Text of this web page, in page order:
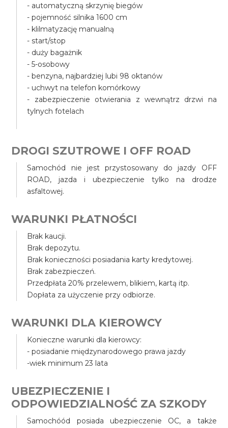
- automatyczną skrzynię biegów
- pojemność silnika 1600 cm
- klilmatyzację manualną
- start/stop
- duży bagażnik
- 5-osobowy
- benzyna, najbardziej lubi 98 oktanów
- uchwyt na telefon komórkowy
- zabezpieczenie otwierania z wewnątrz drzwi na
tylnych fotelach
DROGI SZUTROWE I OFF ROAD
Samochód nie jest przystosowany do jazdy OFF
ROAD, jazda i ubezpieczenie tylko na drodze
asfaltowej.
WARUNKI PŁATNOŚCI
Brak kaucji.
Brak depozytu.
Brak konieczności posiadania karty kredytowej.
Brak zabezpieczeń.
Przedpłata 20% przelewem, blikiem, kartą itp.
Dopłata za użyczenie przy odbiorze.
WARUNKI DLA KIEROWCY
Konieczne warunki dla kierowcy:
- posiadanie międzynarodowego prawa jazdy
-wiek minimum 23 lata
UBEZPIECZENIE I
ODPOWIEDZIALNOŚĆ ZA SZKODY
Samochóód posiada ubezpieczenie OC, a także